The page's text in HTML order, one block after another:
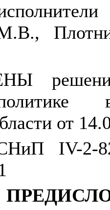
.B.,
в
от
IV-2-